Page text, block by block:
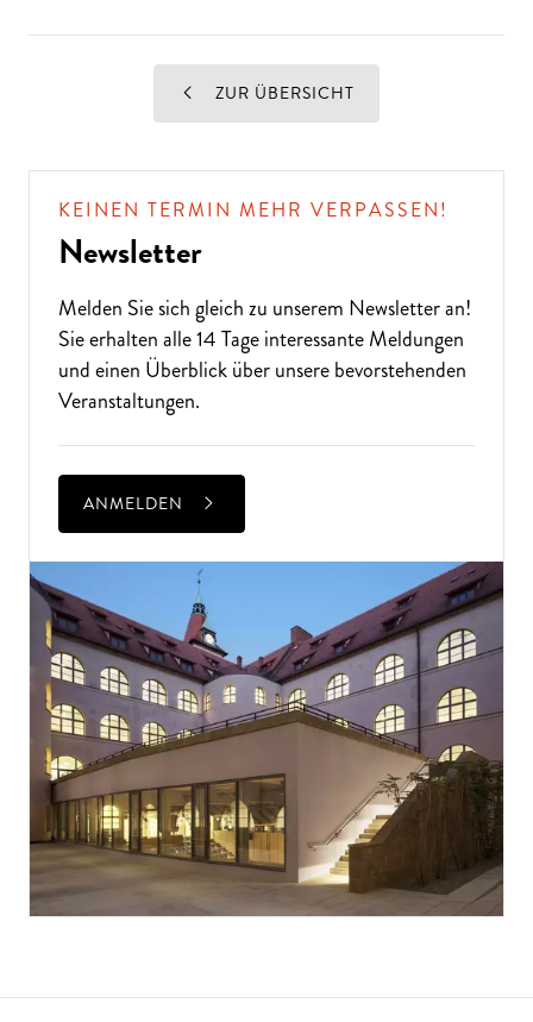
ZUR ÜBERSICHT
KEINEN TERMIN MEHR VERPASSEN!
Newsletter
Melden Sie sich gleich zu unserem Newsletteran!
Sie erhalten alle 14 Tage interessante Meldungen
und einen Überblick über unsere bevorstehenden
Veranstaltungen.
ANMELDEN